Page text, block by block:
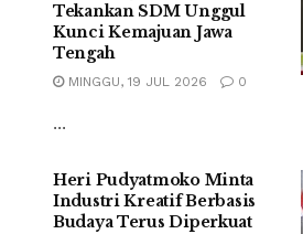
Tekankan SDM Unggul
Kunci Kemajuan Jawa
Tengah
MINGGU, 19 JUL 2026 0
...
Heri Pudyatmoko Minta
Industri Kreatif Berbasis
Budaya Terus Diperkuat